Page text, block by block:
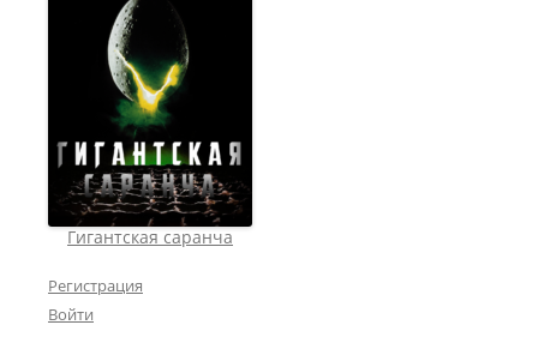
Гигантская саранча
Регистрация
Войти